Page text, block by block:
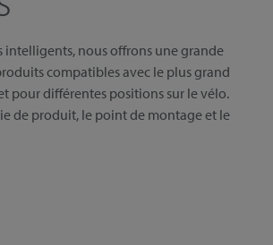
intelligents, nous offrons une grande
compatibles avec le plus grand
pour différentes positions sur le vélo.
de produit, le point de montage et le